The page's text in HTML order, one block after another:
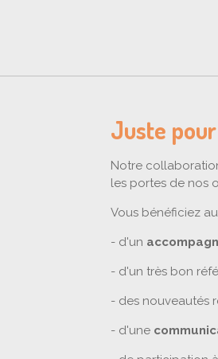
Juste
Notre
les portes de nos
Vous bénéficiez
- d'un
- d'un très bon
- des nouveautés
- d'une